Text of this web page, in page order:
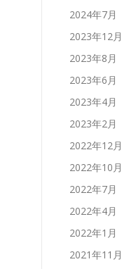
2024年7月
2023年12月
2023年8月
2023年6月
2023年4月
2023年2月
2022年12月
2022年10月
2022年7月
2022年4月
2022年1月
2021年11月